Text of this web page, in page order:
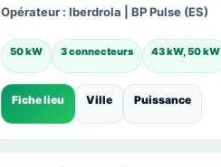
Opérateur : Iberdrola | BP Pulse (ES)
50 kW 3 connecteurs 43 kW, 50 kW
Fiche lieu Ville Puissance